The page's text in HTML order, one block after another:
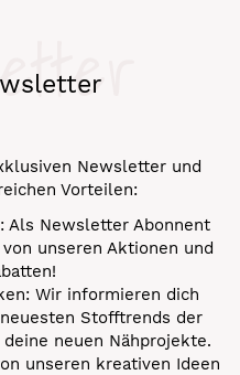
Newsletter und
Vorteilen:
Als Newsletter Abonnent
unseren Aktionen und
Wir informieren dich
Stofftrends der
neuen Nähprojekte.
unseren kreativen Ideen